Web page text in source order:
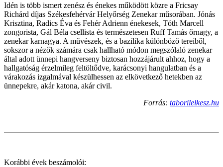
Idén is több ismert zenész és énekes működött közre a Fricsay
Richárd díjas Székesfehérvár Helyőrség Zenekar műsorában. Jónás
Krisztina, Radics Éva és Fehér Adrienn énekesek, Tóth Marcell
zongorista, Gál Béla csellista és természetesen Ruff Tamás őrnagy, a
zenekar karnagya. A művészek, és a bazilika különböző tereiből,
sokszor a nézők számára csak hallható módon megszólaló zenekar
által adott ünnepi hangverseny biztosan hozzájárult ahhoz, hogy a
hallgatóság érzelmileg feltöltődve, karácsonyi hangulatban és a
várakozás izgalmával készülhessen az elkövetkező hetekben az
ünnepekre, akár katona, akár civil.
Forrás: taborilelkesz.hu
Korábbi évek beszámolói: